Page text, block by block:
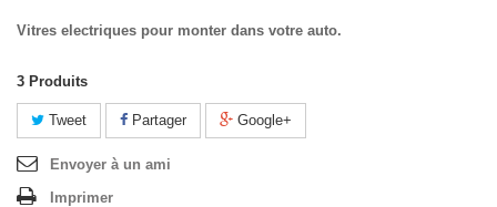
Vitres electriques pour monter dans votre auto.
3 Produits
Tweet Partager Google+
Envoyer à un ami
Imprimer